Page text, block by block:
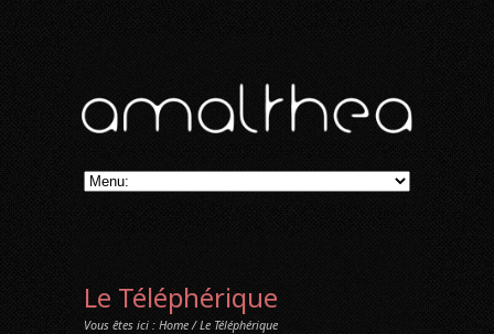
Le Téléphérique
Vous êtes ici : Home/ Le Téléphérique